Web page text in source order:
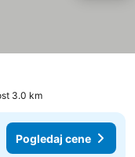
3.0 km
Pogledaj cene